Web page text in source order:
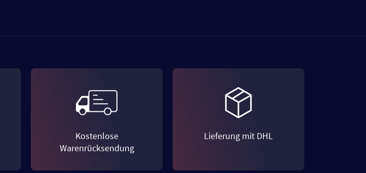
Kostenlose
Warenrücksendung
Lieferung mit DHL